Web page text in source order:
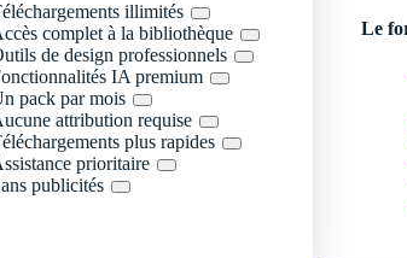
illimités
complet à la bibliothèque
de design professionnels
IA premium
pack par mois
attribution requise
plus rapides
prioritaire
publicités
Le